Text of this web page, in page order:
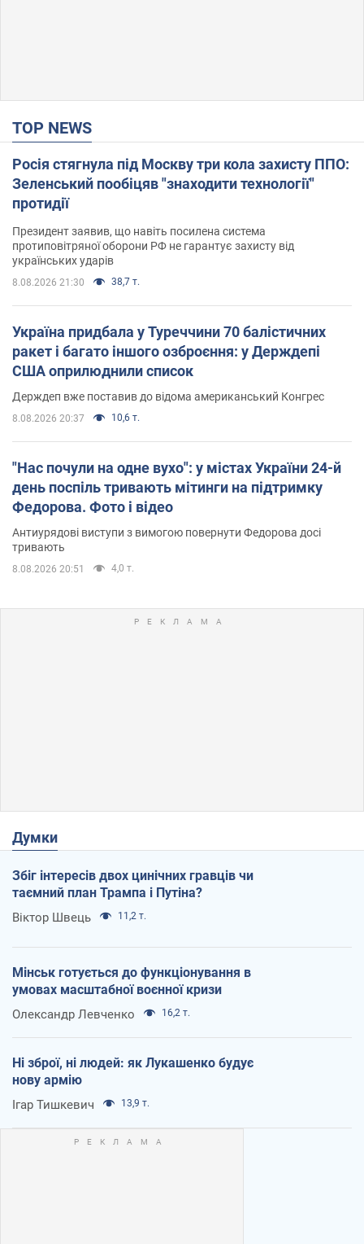
TOP NEWS
Росія стягнула під Москву три кола захисту ППО:
Зеленський пообіцяв "знаходити технології"
протидії
Президент заявив, що навіть посилена система
протиповітряної оборони РФ не гарантує захисту від
українських ударів
8.08.2026 21:30 38,7 т.
Україна придбала у Туреччини 70 балістичних
ракет і багато іншого озброєння: у Держдепі
США оприлюднили список
Держдеп вже поставив до відома американський Конгрес
8.08.2026 20:37 10,6 т.
"Нас почули на одне вухо": у містах України 24-й
день поспіль тривають мітинги на підтримку
Федорова. Фото і відео
Антиурядові виступи з вимогою повернути Федорова досі
тривають
8.08.2026 20:51 4,0 т.
Думки
Збіг інтересів двох цинічних гравців чи
таємний план Трампа і Путіна?
Віктор Швець 11,2 т.
Мінськ готується до функціонування в
умовах масштабної воєнної кризи
Олександр Левченко 16,2 т.
Ні зброї, ні людей: як Лукашенко будує
нову армію
Ігар Тишкевич 13,9 т.